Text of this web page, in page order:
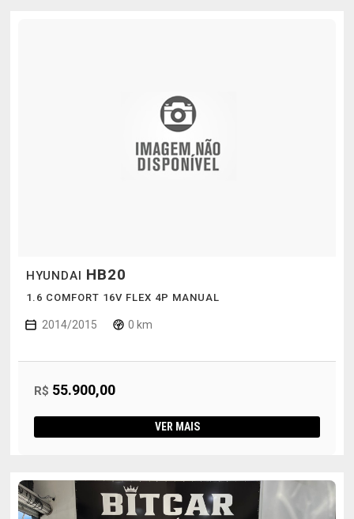
HYUNDAI HB20
1.6 COMFORT 16V FLEX 4P MANUAL
2014/2015 0 km
R$ 55.900,00
VER MAIS